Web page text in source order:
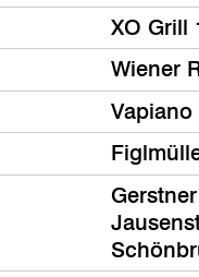
XO Grill
Wiener
Vapiano